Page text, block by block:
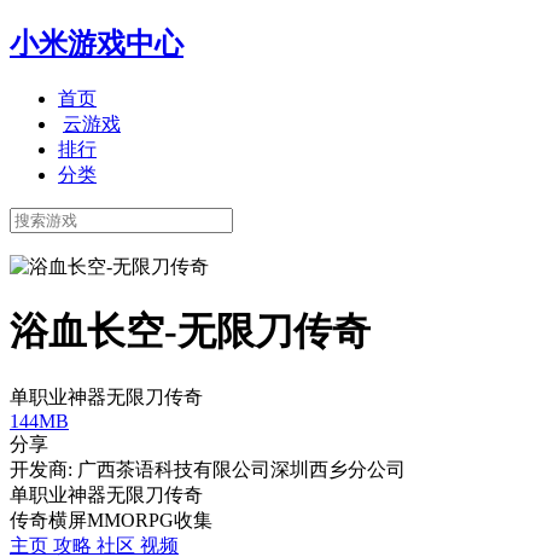
小米游戏中心
首页
云游戏
排行
分类
浴血长空-无限刀传奇
单职业神器无限刀传奇
144MB
分享
开发商: 广西茶语科技有限公司深圳西乡分公司
单职业神器无限刀传奇
传奇横屏MMORPG收集
主页 攻略 社区 视频